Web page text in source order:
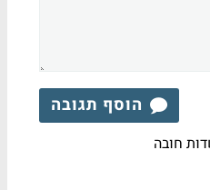
הוסף תגובה
חובה